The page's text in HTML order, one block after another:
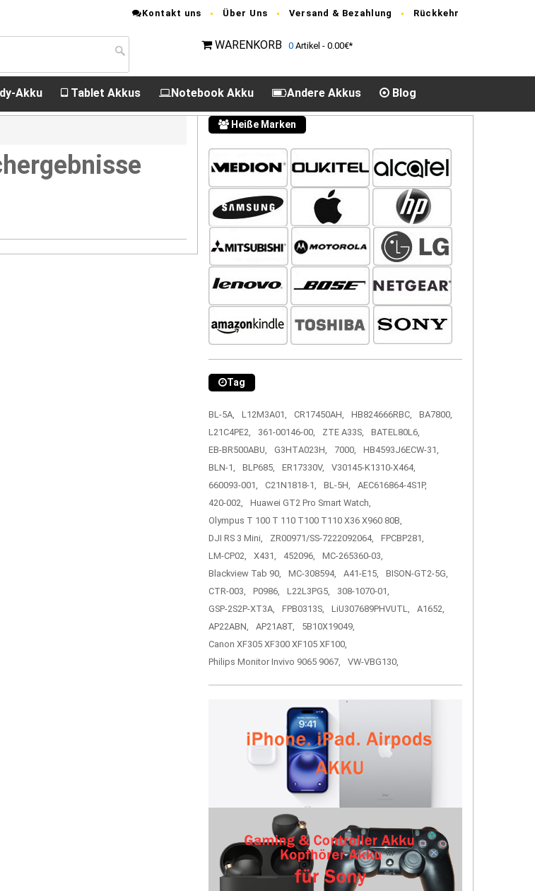
Kontakt uns Über Uns Versand & Bezahlung Rückkehr
WARENKORB 0 Artikel - 0.00€*
Akku Tablet Akkus Notebook Akku Andere Akkus Blog
Heiße Marken
Tag
BL-5A, L12M3A01, CR17450AH, HB824666RBC,
BA7800,
L21C4PE2,
361-00146-00, ZTE A33S,
BATEL80L6,
EB-BR500ABU,
G3HTA023H, 7000,
HB4593J6ECW-31,
BLN-1,
BLP685, ER17330V,
V30145-K1310-X464,
660093-001,
C21N1818-1, BL-5H,
AEC616864-4S1P,
420-002,
Huawei GT2 Pro Smart Watch,
Olympus T 100 T 110 T100 T110 X36 X960 80B,
DJI RS 3 Mini,
ZR00971/SS-7222092064,
FPCBP281,
LM-CP02,
X431, 452096,
MC-265360-03,
Blackview Tab 90,
MC-308594, A41-E15,
BISON-GT2-5G,
CTR-003,
P0986, L22L3PG5,
308-1070-01,
GSP-2S2P-XT3A,
FPB0313S, LiU307689PHVUTL,
A1652,
AP22ABN,
AP21A8T,
5B10X19049,
Canon XF305 XF300 XF105 XF100,
Philips Monitor Invivo 9065 9067,
VW-VBG130,